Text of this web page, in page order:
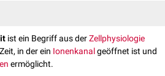
ist ein Begriff aus derZellphysiologie
in der ein Ionenkanalgeöffnet ist und
ermöglicht.